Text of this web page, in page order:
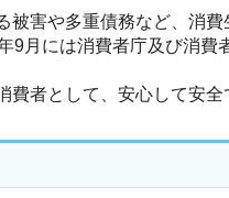
害や多重債務など、消費
月には消費者庁及び消
者として、安心して安